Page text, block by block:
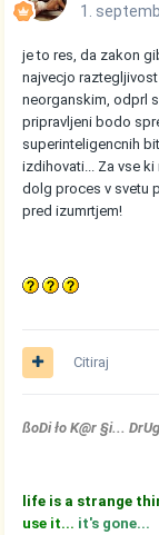
1.
je to res, da zakon
najvecjo
neorganskim, odprl
pripravljeni bodo
superinteligencnih
izdihovati... Za vse
dolg proces v svetu
pred izumrtjem!
Citiraj
ßoDi ło K@r §i...
life is a strange
use it... it's gone...